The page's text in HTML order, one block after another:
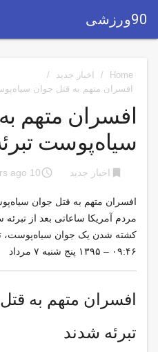
90ورزشی
Home
/ اخبار جدید
/
افسران متهم به قتل جوان
افسران متهم
سیاه‌پوست
bookmark اخبار جدید access_time
10 years ago
افسران متهم به قتل جوان
مردم آمریکا ساعاتی بعد از
کشته شدن یک جوان سیاه‌پوست،
۰۹:۴۶ – ۱۳۹۵ پنج شنبه ۷ مرداد
افسران متهم به
تبرئه شدند